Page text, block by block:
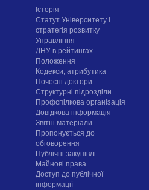
Історія
Статут Університету і
стратегія розвитку
Управління
ДНУ в рейтингах
Положення
Кодекси, атрибутика
Почесні доктори
Структурні підрозділи
Профспілкова організація
Довідкова інформація
Звітні матеріали
Пропонується до
обговорення
Публічні закупівлі
Майнові права
Доступ до публічної
інформації